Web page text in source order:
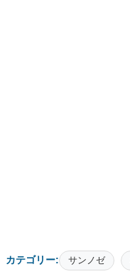
カテゴリー: サンノゼ